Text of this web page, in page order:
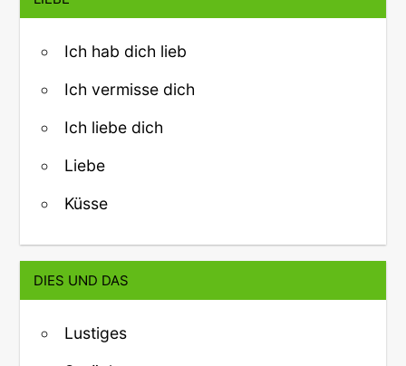
Ich hab dich lieb
Ich vermisse dich
Ich liebe dich
Liebe
Küsse
DIES UND DAS
Lustiges